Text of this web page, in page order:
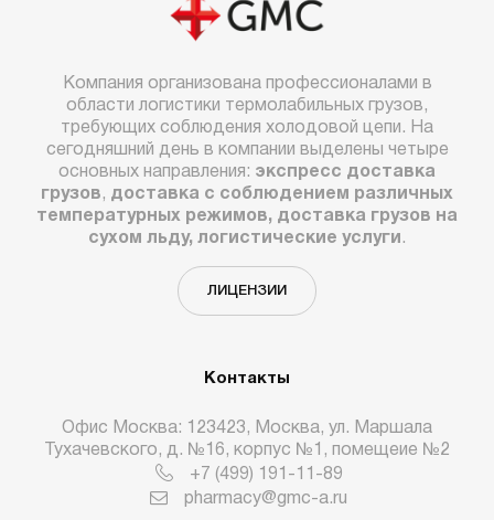
Компания организована профессионалами в
области логистики термолабильных грузов,
требующих соблюдения холодовой цепи. На
сегодняшний день в компании выделены четыре
основных направления: экспресс доставка
грузов, доставка с соблюдением различных
температурных режимов, доставка грузов на
сухом льду, логистические услуги .
ЛИЦЕНЗИИ
Контакты
Офис Москва: 123423, Москва, ул. Маршала
Тухачевского, д. №16, корпус №1, помещеие №2
+7 (499) 191-11-89
pharmacy@gmc-a.ru